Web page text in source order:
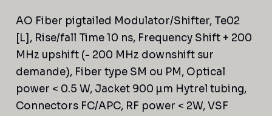
AO Fiber pigtailed Modulator/Shifter, Te02
[L], Rise/fall Time 10 ns, Frequency Shift + 200
MHz upshift (- 200 MHz downshift sur
demande), Fiber type SM ou PM, Optical
power < 0.5 W, Jacket 900 µm Hytrel tubing,
Connectors FC/APC, RF power < 2W, VSF